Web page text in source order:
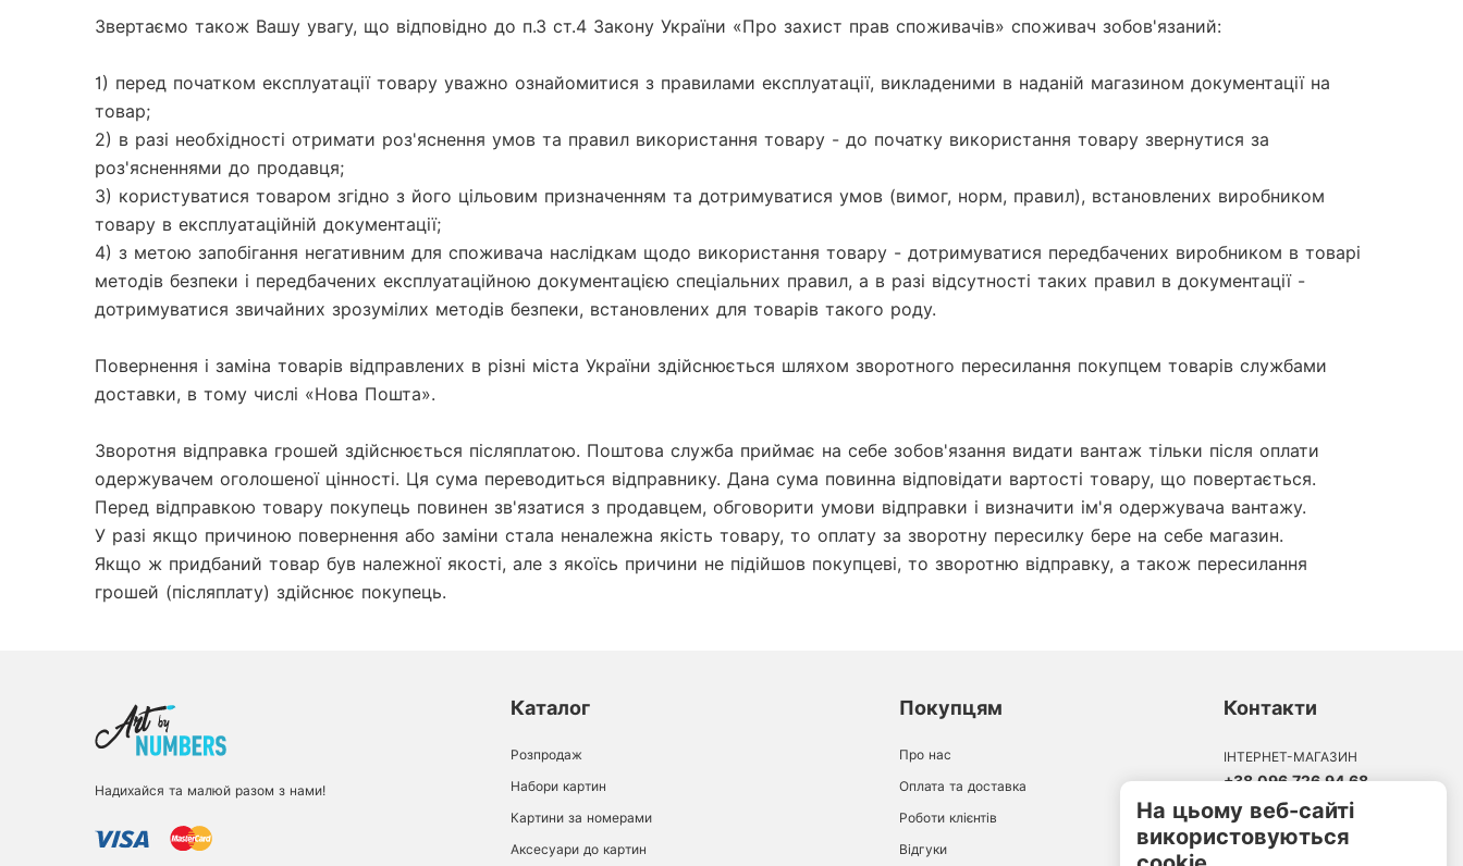
Звертаємо також Вашу увагу, що відповідно до п.3 ст.4 Закону України «Про захист прав споживачів» споживач зобов'язаний:
1) перед початком експлуатації товару уважно ознайомитися з правилами експлуатації, викладеними в наданій магазином документації на
товар;
2) в разі необхідності отримати роз'яснення умов та правил використання товару - до початку використання товару звернутися за
роз'ясненнями до продавця;
3) користуватися товаром згідно з його цільовим призначенням та дотримуватися умов (вимог, норм, правил), встановлених виробником
товару в експлуатаційній документації;
4) з метою запобігання негативним для споживача наслідкам щодо використання товару - дотримуватися передбачених виробником в товарі
методів безпеки і передбачених експлуатаційною документацією спеціальних правил, а в разі відсутності таких правил в документації -
дотримуватися звичайних зрозумілих методів безпеки, встановлених для товарів такого роду.
Повернення і заміна товарів відправлених в різні міста України здійснюється шляхом зворотного пересилання покупцем товарів службами
доставки, в тому числі «Нова Пошта».
Зворотня відправка грошей здійснюється післяплатою. Поштова служба приймає на себе зобов'язання видати вантаж тільки після оплати
одержувачем оголошеної цінності. Ця сума переводиться відправнику. Дана сума повинна відповідати вартості товару, що повертається.
Перед відправкою товару покупець повинен зв'язатися з продавцем, обговорити умови відправки і визначити ім'я одержувача вантажу.
У разі якщо причиною повернення або заміни стала неналежна якість товару, то оплату за зворотну пересилку бере на себе магазин.
Якщо ж придбаний товар був належної якості, але з якоїсь причини не підійшов покупцеві, то зворотню відправку, а також пересилання
грошей (післяплату) здійснює покупець.
Надихайся та малюй разом з нами!
Каталог
Розпродаж
Набори картин
Картини за номерами
Аксесуари до картин
Покупцям
Про нас
Оплата та доставка
Роботи клієнтів
Відгуки
Контакти
ІНТЕРНЕТ-МАГАЗИН
+38 096 726 94 68
Пн-Пт: 10:00-18:00
На цьому веб-сайті
використовуються